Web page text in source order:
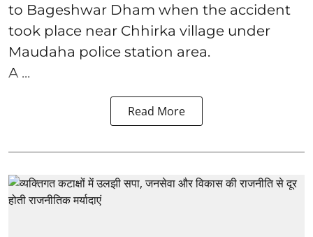
to Bageshwar Dham when the accident
took place near Chhirka village under
Maudaha police station area.
A ...
Read More